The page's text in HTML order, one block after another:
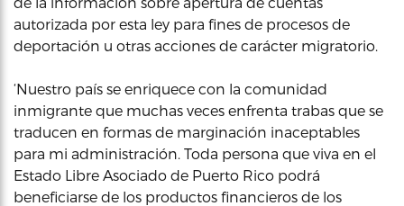
autorizada por esta ley para fines de procesos de
deportación u otras acciones de carácter migratorio.
‘Nuestro país se enriquece con la comunidad
inmigrante que muchas veces enfrenta trabas que se
traducen en formas de marginación inaceptables
para mi administración. Toda persona que viva en el
Estado Libre Asociado de Puerto Rico podrá
beneficiarse de los productos financieros de los